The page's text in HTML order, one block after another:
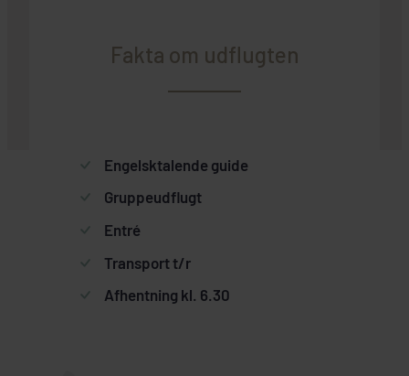
Fakta om udflugten
Engelsktalende guide
Gruppeudflugt
Entré
Transport t/r
Afhentning kl. 6.30